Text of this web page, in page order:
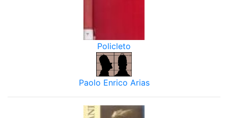
Policleto
Paolo Enrico Arias